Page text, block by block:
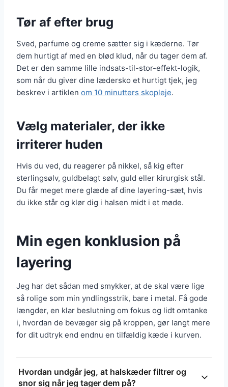
Tør af efter brug
Sved, parfume og creme sætter sig i kæderne. Tør
dem hurtigt af med en blød klud, når du tager dem af.
Det er den samme lille indsats-til-stor-effekt-logik,
som når du giver dine lædersko et hurtigt tjek, jeg
beskrev i artiklen om 10 minutters skopleje.
Vælg materialer, der ikke
irriterer huden
Hvis du ved, du reagerer på nikkel, så kig efter
sterlingsølv, guldbelagt sølv, guld eller kirurgisk stål.
Du får meget mere glæde af dine layering-sæt, hvis
du ikke står og klør dig i halsen midt i et møde.
Min egen konklusion på
layering
Jeg har det sådan med smykker, at de skal være lige
så rolige som min yndlingsstrik, bare i metal. Få gode
længder, en klar beslutning om fokus og lidt omtanke
i, hvordan de bevæger sig på kroppen, gør langt mere
for dit udtryk end endnu en tilfældig kæde i kurven.
Hvordan undgår jeg, at halskæder filtrer og
snor sig når jeg tager dem på?